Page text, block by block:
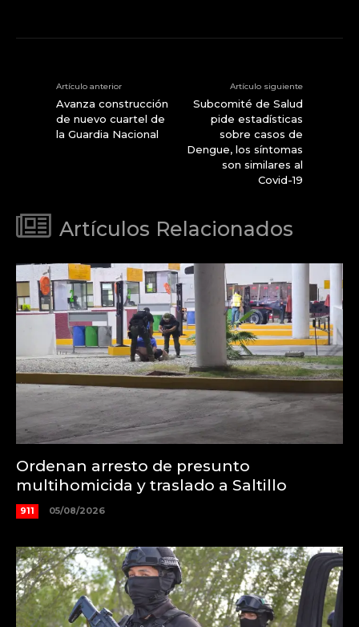
Artículo anterior
Avanza construcción
de nuevo cuartel de
la Guardia Nacional
Artículo siguiente
Subcomité de Salud
pide estadísticas
sobre casos de
Dengue, los síntomas
son similares al
Covid-19
Artículos Relacionados
Ordenan arresto de presunto
multihomicida y traslado a Saltillo
911 05/08/2026